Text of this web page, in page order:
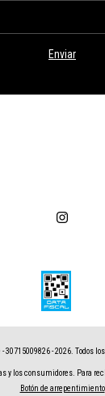
30715009826 - 2026. Todos
y los consumidores. Para
Botón de arrepentimiento